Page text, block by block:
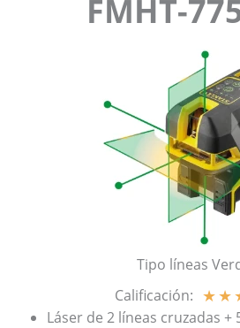
FMHT-
Tipo líneas
Calificación: ★★
Láser de 2 líneas cruzadas +